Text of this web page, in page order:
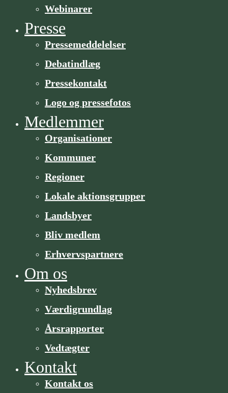
Webinarer
Presse
Pressemeddelelser
Debatindlæg
Pressekontakt
Logo og pressefotos
Medlemmer
Organisa­­tioner
Kommuner
Regioner
Lokale aktionsgrupper
Landsbyer
Bliv medlem
Erhvervspartnere
Om os
Nyhedsbrev
Værdigrundlag
Årsrapporter
Vedtægter
Kontakt
Kontakt os